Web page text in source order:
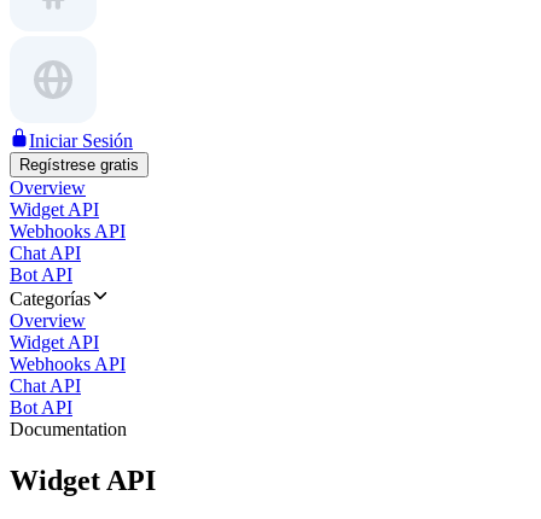
Iniciar Sesión
Regístrese gratis
Overview
Widget API
Webhooks API
Chat API
Bot API
Categorías
Overview
Widget API
Webhooks API
Chat API
Bot API
Documentation
Widget API